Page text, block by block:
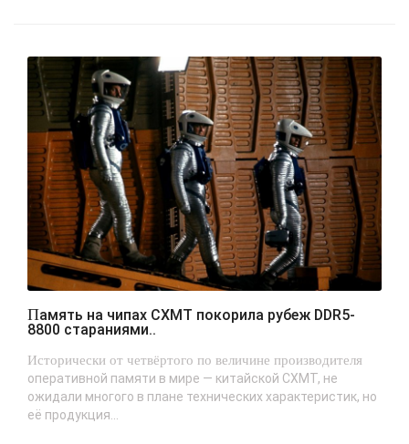
Память на чипах CXMT покорила рубеж DDR5-
8800 стараниями..
Исторически от четвёртого по величине производителя
оперативной памяти в мире — китайской CXMT, не
ожидали многого в плане технических характеристик, но
её продукция...